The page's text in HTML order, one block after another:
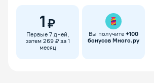
1 ₽
Первые 7 дней,
затем 269 ₽ за 1
месяц
Вы получите +100
бонусов Много.ру